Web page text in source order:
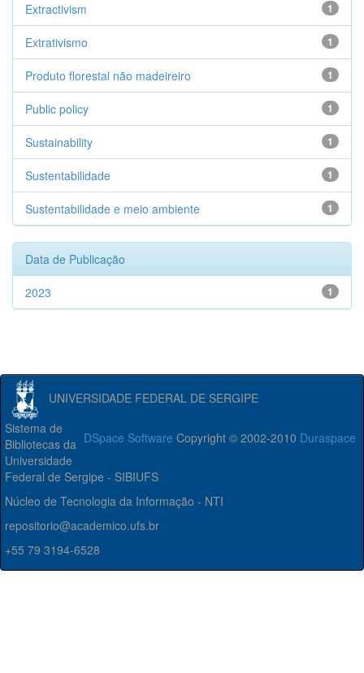
1
Extractivism
1
Extrativismo
1
Produto florestal não madeireiro
1
Public policy
1
Sustainability
1
Sustentabilidade
1
Sustentabilidade e meio ambiente
Data de Publicação
1
2023
UNIVERSIDADE FEDERAL DE SERGIPE
DSpace Software Copyright © 2002-2010 Duraspace
Sistema de
Bibliotecas da
Universidade
Federal de Sergipe - SIBIUFS
Núcleo de Tecnologia da Informação - NTI
repositorio@academico.ufs.br
+55 79 3194-6528